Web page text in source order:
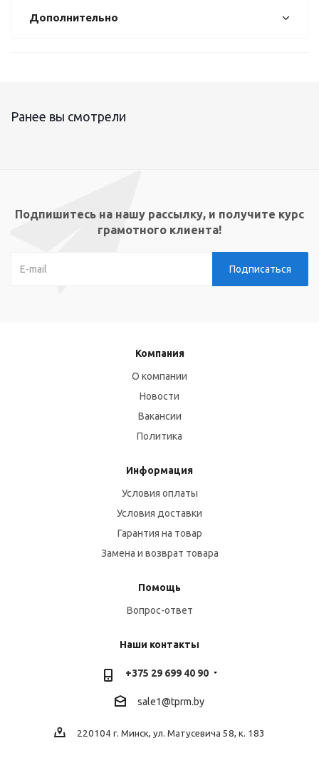
Дополнительно
Ранее вы смотрели
Подпишитесь на нашу рассылку, и получите курс
грамотного клиента!
Компания
О компании
Новости
Вакансии
Политика
Информация
Условия оплаты
Условия доставки
Гарантия на товар
Замена и возврат товара
Помощь
Вопрос-ответ
Наши контакты
+375 29 699 40 90
sale1@tprm.by
220104 г. Минск, ул. Матусевича 58, к. 183